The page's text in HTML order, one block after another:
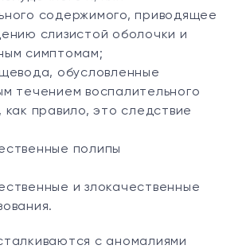
содержимого, приводящее
слизистой оболочки и
симптомам;
обусловленные
течением воспалительного
правило, это следствие
полипы
и злокачественные
с аномалиями